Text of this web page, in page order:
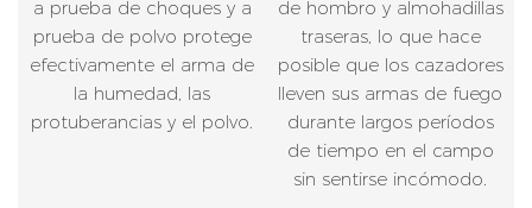
a prueba de choques y a
prueba de polvo protege
efectivamente el arma de
la humedad, las
protuberancias y el polvo.
de hombro y almohadillas
traseras, lo que hace
posible que los cazadores
lleven sus armas de fuego
durante largos períodos
de tiempo en el campo
sin sentirse incómodo.